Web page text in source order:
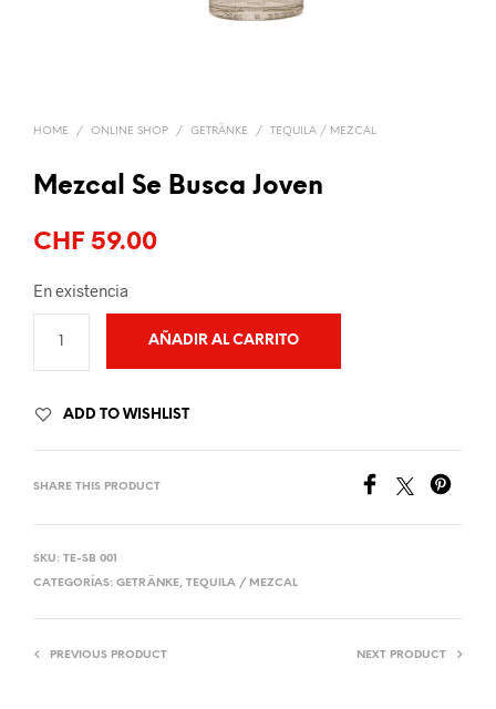
HOME / ONLINE SHOP / GETRÄNKE / TEQUILA / MEZCAL
Mezcal Se Busca Joven
CHF 59.00
En existencia
AÑADIR AL CARRITO
ADD TO WISHLIST
SHARE THIS PRODUCT
SKU: TE-SB 001
CATEGORÍAS: GETRÄNKE, TEQUILA / MEZCAL
PREVIOUS PRODUCT NEXT PRODUCT